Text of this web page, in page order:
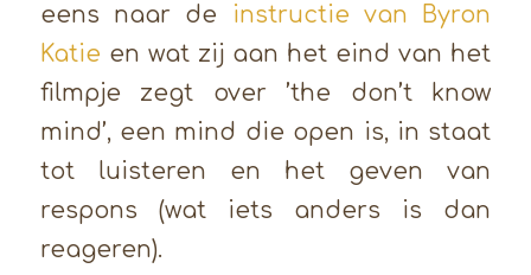
eens naar de
instructie van Byron
Katie en wat zij aan het eind van het
filmpje zegt over ’the don’t know
mind’, een mind die open is, in staat
tot luisteren en het geven van
respons (wat iets anders is dan
reageren).